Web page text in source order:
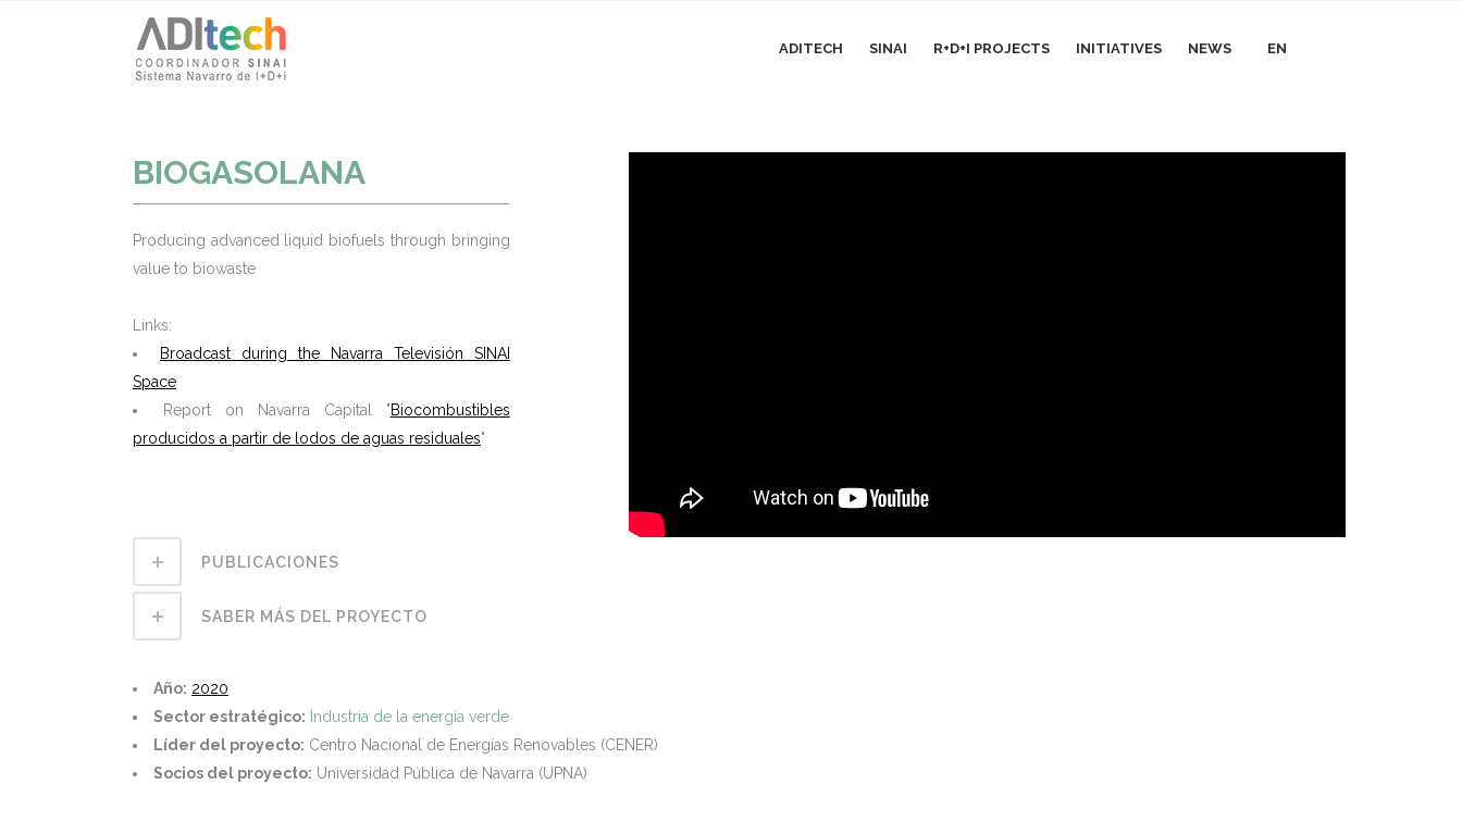
ADITECH SINAI R+D+I PROJECTS INITIATIVES NEWS EN
BIOGASOLANA
Producing advanced liquid biofuels through bringing
value to biowaste
Links:
Broadcast during the Navarra Televisión SINAI
Space
Report on Navarra Capital "Biocombustibles
producidos a partir de lodos de aguas residuales"
PUBLICACIONES
SABER MÁS DEL PROYECTO
Año: 2020
Sector estratégico: Industria de la energía verde
Líder del proyecto: Centro Nacional de Energías Renovables (CENER)
Socios del proyecto: Universidad Pública de Navarra (UPNA)